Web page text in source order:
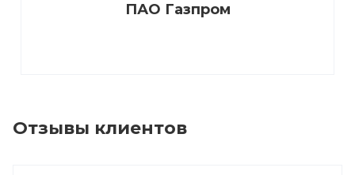
ПАО Газпром
Отзывы клиентов